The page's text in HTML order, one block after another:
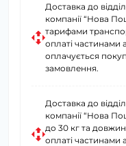
Доставка до
компанії “Нова
тарифами
оплаті частинами
оплачується
замовлення.
Доставка до
компанії “Нова
до 30 кг та
оплаті частинами